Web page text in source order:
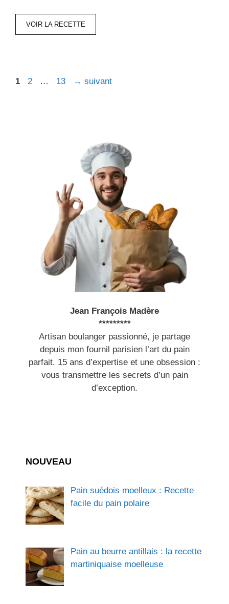
VOIR LA RECETTE
Page
1 Page
2 … Page
13 → suivant
Jean François Madère
*********
Artisan boulanger passionné, je partage
depuis mon fournil parisien l’art du pain
parfait. 15 ans d’expertise et une obsession :
vous transmettre les secrets d’un pain
d’exception.
NOUVEAU
Pain suédois moelleux : Recette
facile du pain polaire
Pain au beurre antillais : la recette
martiniquaise moelleuse